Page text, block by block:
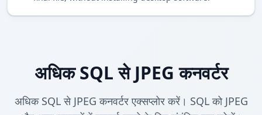
अधिक SQL से JPEG कनवर्टर
अधिक SQL से JPEG कनवर्टर एक्सप्लोर करें। SQL को JPEG